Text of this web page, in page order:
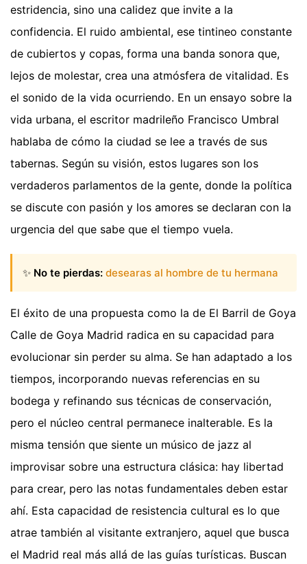
estridencia, sino una calidez que invite a la
confidencia. El ruido ambiental, ese tintineo constante
de cubiertos y copas, forma una banda sonora que,
lejos de molestar, crea una atmósfera de vitalidad. Es
el sonido de la vida ocurriendo. En un ensayo sobre la
vida urbana, el escritor madrileño Francisco Umbral
hablaba de cómo la ciudad se lee a través de sus
tabernas. Según su visión, estos lugares son los
verdaderos parlamentos de la gente, donde la política
se discute con pasión y los amores se declaran con la
urgencia del que sabe que el tiempo vuela.
✨ No te pierdas: desearas al hombre de tu hermana
El éxito de una propuesta como la de El Barril de Goya
Calle de Goya Madrid radica en su capacidad para
evolucionar sin perder su alma. Se han adaptado a los
tiempos, incorporando nuevas referencias en su
bodega y refinando sus técnicas de conservación,
pero el núcleo central permanece inalterable. Es la
misma tensión que siente un músico de jazz al
improvisar sobre una estructura clásica: hay libertad
para crear, pero las notas fundamentales deben estar
ahí. Esta capacidad de resistencia cultural es lo que
atrae también al visitante extranjero, aquel que busca
el Madrid real más allá de las guías turísticas. Buscan